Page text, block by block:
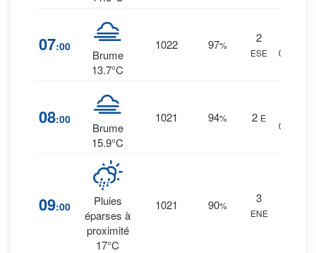
07:00
Brume
13.7°C
1022 97%
2
ESE
0 mm.
08:00
Brume
15.9°C
1021 94% 2 E
0 mm.
09:00
Pluies
éparses à
proximité
17°C
1021 90%
3
ENE